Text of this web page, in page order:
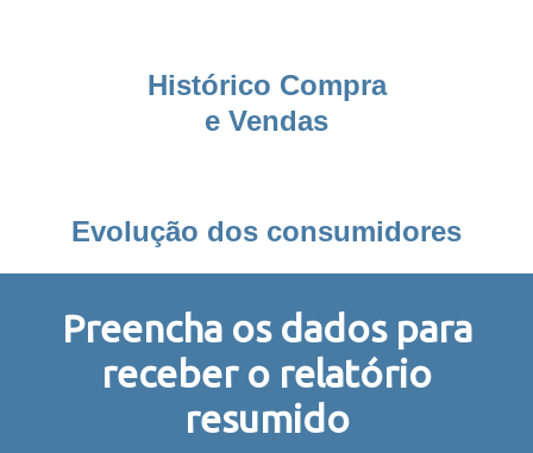
Histórico Compra
e Vendas
Evolução dos consumidores
Preencha os dados para
receber o relatório
resumido